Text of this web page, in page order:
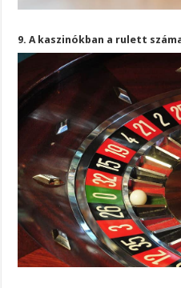
9. A kaszinókban a rulett